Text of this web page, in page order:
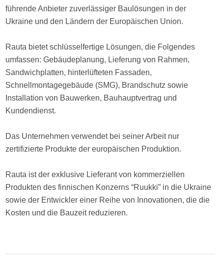
führende Anbieter zuverlässiger Baulösungen in der
Ukraine und den Ländern der Europäischen Union.
Rauta bietet schlüsselfertige Lösungen, die Folgendes
umfassen: Gebäudeplanung, Lieferung von Rahmen,
Sandwichplatten, hinterlüfteten Fassaden,
Schnellmontagegebäude (SMG), Brandschutz sowie
Installation von Bauwerken, Bauhauptvertrag und
Kundendienst.
Das Unternehmen verwendet bei seiner Arbeit nur
zertifizierte Produkte der europäischen Produktion.
Rauta ist der exklusive Lieferant von kommerziellen
Produkten des finnischen Konzerns “Ruukki” in die Ukraine
sowie der Entwickler einer Reihe von Innovationen, die die
Kosten und die Bauzeit reduzieren.